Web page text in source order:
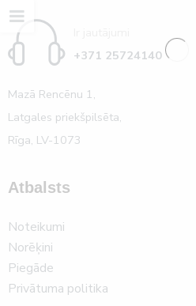
+371 25724140
Mazā Rencēnu 1,
Latgales priekšpilsēta,
Rīga, LV-1073
Atbalsts
Noteikumi
Norēķini
Piegāde
Privātuma politika